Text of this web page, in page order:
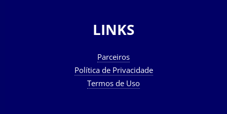
LINKS
Parceiros
Política de Privacidade
Termos de Uso